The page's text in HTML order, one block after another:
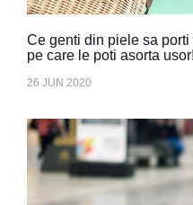
Ce genti din piele sa
pe care le poti asorta usor!
26 JUN 2020